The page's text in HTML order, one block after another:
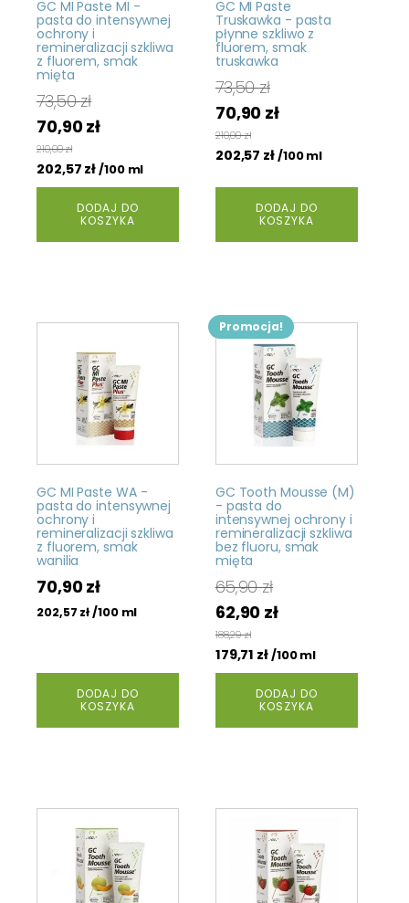
GC MI Paste MI -
pasta do intensywnej
ochrony i
remineralizacji szkliwa
z fluorem, smak
mięta
73,50zł
Pierwotna
cena
wynosiła:
73,50 zł.
70,90złAktualna
wynosi:
70,90 zł.
210,00zł
202,57 zł/100 ml
DODAJ DO
KOSZYKA
GC MI Paste
Truskawka - pasta
płynne szkliwo z
fluorem, smak
truskawka
73,50zł
Pierwotna
cena
wynosiła:
70,90 złAktualna
wynosi:
210,00zł
202,57 zł/100 ml
DODAJ DO
KOSZYKA
GC MI Paste WA -
pasta do intensywnej
ochrony i
remineralizacji szkliwa
z fluorem, smak
wanilia
70,90zł
202,57 zł/100 ml
DODAJ DO
KOSZYKA
Promocja!
GC Tooth Mousse (M)
- pasta do
intensywnej ochrony i
remineralizacji szkliwa
bez fluoru, smak
mięta
65,90zł
Pierwotna
cena
wynosiła:
65,90 zł.
62,90 złAktualna
wynosi:
62,90 zł.
188,29zł
179,71 zł/100 ml
DODAJ DO
KOSZYKA